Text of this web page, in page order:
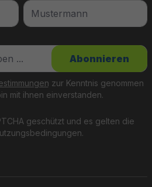
geschützt und es gelten die
.
zur Kenntnis genommen
mit ihnen einverstanden.
Abonnieren